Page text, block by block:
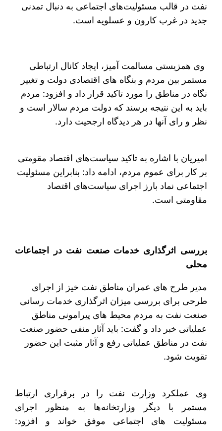
نفت در قالب مسئولیت‌های اجتماعی به دنبال تمدنی
جدید در غرب کارون و عسلویه است.
وی همزیستی مسالمت آمیز، ایجاد کانال ارتباطی
مستمر بین مردم و بنگاه های اقتصادی دولت و تغییر
نگاه در مناطق را مورد تاکید قرار داد و افزود: مردم
باید به این نتیجه برسند که دولت مردم سالار است و
نظر و رای آنها در هر دیدگاه ارجحیت دارد.
امیریان با اشاره به تاکید سیاست‌های اقتصاد مقومتی
بر کار برای عموم مردم، ادامه داد: بنابراین مسئولیت
اجتماعی نماد بارز اجرای سیاست‌های اقتصاد
مقاومتی است.
بررسی اثرگذاری خدمات صنعت نفت در اجتماعات
محلی
مدیر طرح های عمران مناطق نفت خیز از اجرای
طرحی برای بررسی میزان اثرگذاری خدمات رسانی
صنعت نفت به مردم محیط های پیرامونی مناطق
عملیاتی خبر داد و گفت: باید آثار منفی حضور صنعت
نفت در مناطق عملیاتی رفع و آثار مثبت این حضور
تقویت شود.
وی عملکرد وزارت نفت را در برقراری ارتباط
مستمر با دیگر وزارتخانه‌ها به منظور اجرای
مسئولیت های اجتماعی موفق خواند و افزود: